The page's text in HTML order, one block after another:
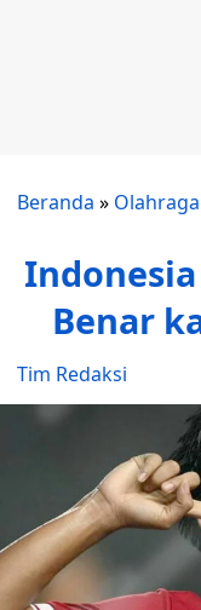
Beranda » Olahraga
Benar
Tim Redaksi